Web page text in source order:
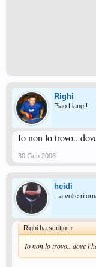
Righi
Piao Liang!!
Io non lo trovo..
30 Gen 2008
heidi
...a volte
Righi ha scritto: ↑
Io non lo trovo.. dove